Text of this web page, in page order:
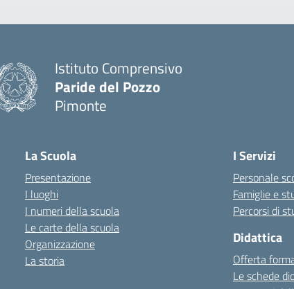
Istituto Comprensivo
Paride del Pozzo
Pimonte
La Scuola
Presentazione
I luoghi
I numeri della scuola
Le carte della scuola
Organizzazione
La storia
I Servizi
Personale
Famiglie e
Percorsi di
Didattica
Offerta
Le schede